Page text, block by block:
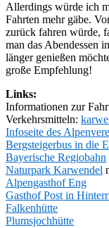
Allerdings würde ich
Fahrten mehr gäbe.
zurück fahren würde,
man das Abendessen
länger genießen
große Empfehlung!
Links:
Informationen zur
Verkehrsmitteln:
Infoseite des
Bergsteigerbus in die
Bayerische Regiobahn
Naturpark Karwendel
Alpengasthof Eng
Gasthof Post in
Falkenhütte
Plumsjochhütte